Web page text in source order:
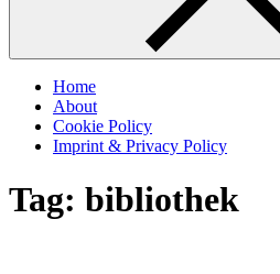
Home
About
Cookie Policy
Imprint & Privacy Policy
Tag: bibliothek